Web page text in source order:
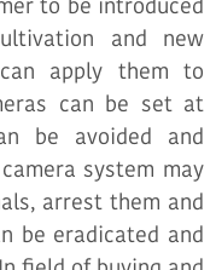
and new
apply them to
can be set at
be avoided and
system may
arrest them and
be eradicated and